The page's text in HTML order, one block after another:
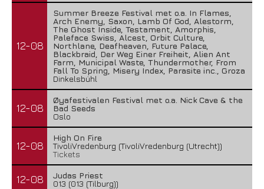
12-08
Summer Breeze Festival met o.a. In Flames,
Arch Enemy, Saxon, Lamb Of God, Alestorm,
The Ghost Inside, Testament, Amorphis,
Paleface Swiss, Alcest, Orbit Culture,
Northlane, Deafheaven, Future Palace,
Blackbraid, Der Weg Einer Freiheit, Alien Ant
Farm, Municipal Waste, Thundermother, From
Fall To Spring, Misery Index, Parasite inc., Groza
Dinkelsbühl
12-08
Øyafestivalen Festival met o.a. Nick Cave & the
Bad Seeds
Oslo
12-08
High On Fire
TivoliVredenburg (TivoliVredenburg (Utrecht))
Tickets
12-08
Judas Priest
013 (013 (Tilburg))